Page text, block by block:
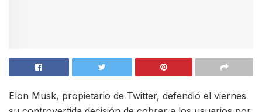
Elon Musk, propietario de Twitter, defendió el viernes